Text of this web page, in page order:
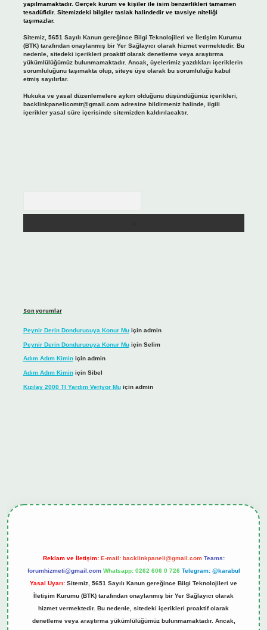
yapılmamaktadır. Gerçek kurum ve kişiler ile isim benzerlikleri tamamen
tesadüfidir. Sitemizdeki bilgiler taslak halindedir ve tavsiye niteliği
taşımazlar.
Sitemiz, 5651 Sayılı Kanun gereğince Bilgi Teknolojileri ve İletişim Kurumu
(BTK) tarafından onaylanmış bir Yer Sağlayıcı olarak hizmet vermektedir. Bu
nedenle, sitedeki içerikleri proaktif olarak denetleme veya araştırma
yükümlülüğümüz bulunmamaktadır. Ancak, üyelerimiz yazdıkları içeriklerin
sorumluluğunu taşımakta olup, siteye üye olarak bu sorumluluğu kabul
etmiş sayılırlar.
Hukuka ve yasal düzenlemelere aykırı olduğunu düşündüğünüz içerikleri,
backlinkpanelicomtr@gmail.comadresine bildirmeniz halinde, ilgili
içerikler yasal süre içerisinde sitemizden kaldırılacaktır.
Son yorumlar
Peynir Derin Dondurucuya Konur Muiçin admin
Peynir Derin Dondurucuya Konur Muiçin Selim
Adım Adım Kiminiçin admin
Adım Adım Kiminiçin Sibel
Kızılay 2000 Tl Yardım Veriyor Muiçin admin
Reklam ve İletişim: E-mail: backlinkpaneli@gmail.com Teams:
forumhizmeti@gmail.com Whatsapp: 0262 606 0 726 Telegram: @karabul
Yasal Uyarı: Sitemiz, 5651 Sayılı Kanun gereğince Bilgi Teknolojileri ve
İletişim Kurumu (BTK) tarafından onaylanmış bir Yer Sağlayıcı olarak
hizmet vermektedir. Bu nedenle, sitedeki içerikleri proaktif olarak
denetleme veya araştırma yükümlülüğümüz bulunmamaktadır. Ancak,